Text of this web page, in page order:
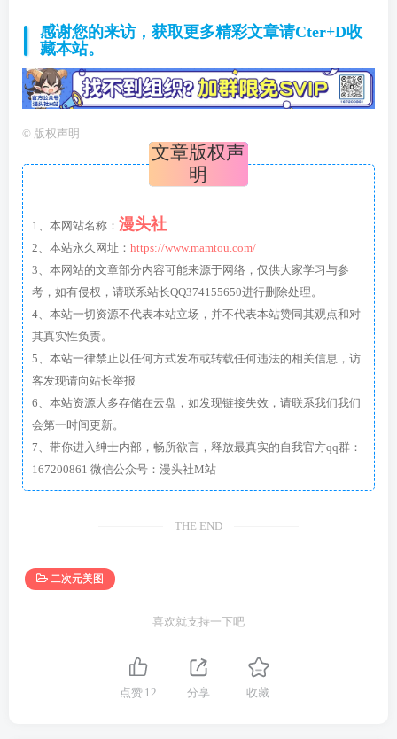
感谢您的来访，获取更多精彩文章请Cter+D收
藏本站。
© 版权声明
文章版权声
明
1、本网站名称： 漫头社
2、本站永久网址： https://www.mamtou.com/
3、本网站的文章部分内容可能来源于网络，仅供大家学习与参
考，如有侵权，请联系站长QQ374155650进行删除处理。
4、本站一切资源不代表本站立场，并不代表本站赞同其观点和对
其真实性负责。
5、本站一律禁止以任何方式发布或转载任何违法的相关信息，访
客发现请向站长举报
6、本站资源大多存储在云盘，如发现链接失效，请联系我们我们
会第一时间更新。
7、带你进入绅士内部，畅所欲言，释放最真实的自我官方qq群：
167200861 微信公众号：漫头社M站
THE END
二次元美图
喜欢就支持一下吧
点赞 12 分享 收藏